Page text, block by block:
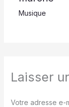
Musique
Laisser
Votre adresse e-